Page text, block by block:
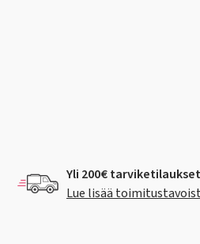
Yli 200€
Lue lisää